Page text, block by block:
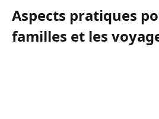
Aspects pratiques
familles et les